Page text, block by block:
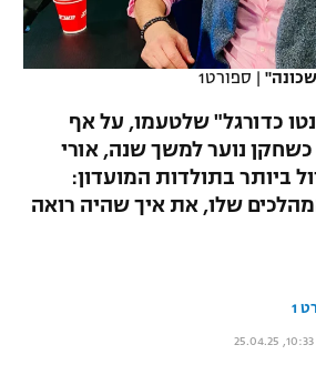
| ספורט1
כדורגל" שלטעמו, על אף
נוער למשך שנה, אורי
ביותר בתולדות המועדון:
שלו, את איך שהיה רואה
1